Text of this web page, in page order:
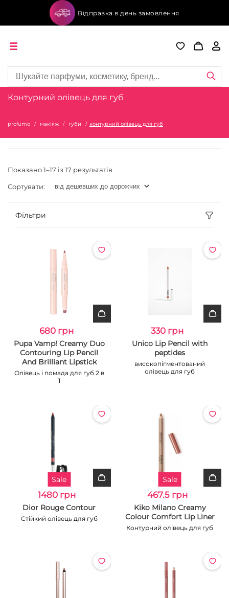
Відправка в день замовлення
Контурний олівець для губ
profumo макіяж губи контурний олівець для губ
Показано 1–17 із 17 результатів
Сортувати:
Фільтри
680 грн
Pupa Vamp! Creamy Duo
Contouring Lip Pencil
And Brilliant Lipstick
Олівець і помада для губ 2 в
1
330 грн
Unico Lip Pencil with
peptides
високопігментований
олівець для губ
Sale
1480 грн
Dior Rouge Contour
Стійкий олівець для губ
Sale
467.5 грн
Kiko Milano Creamy
Colour Comfort Lip Liner
Контурний олівець для губ